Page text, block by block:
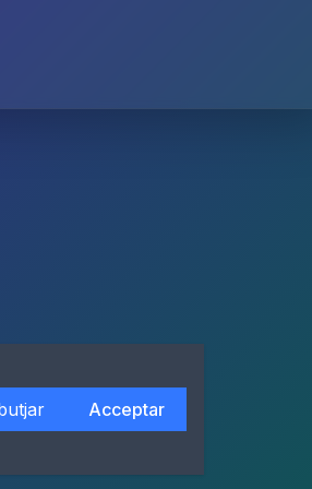
Acceptar